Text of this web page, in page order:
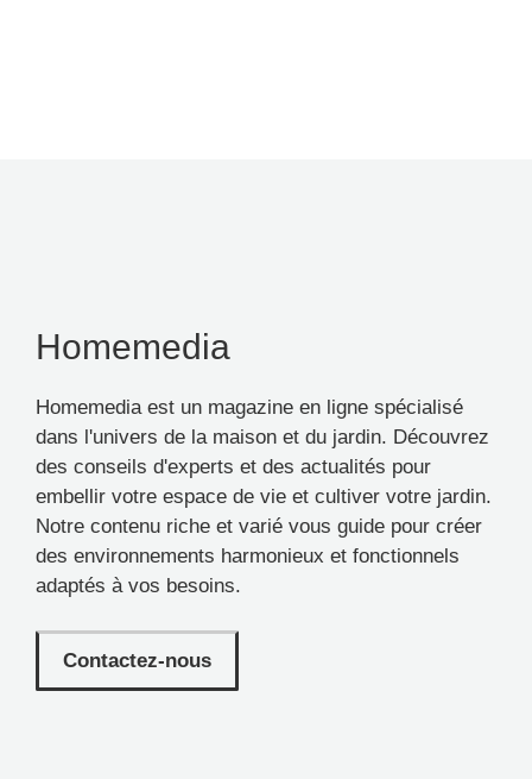
Homemedia
Homemedia est un magazine en ligne spécialisé
dans l'univers de la maison et du jardin. Découvrez
des conseils d'experts et des actualités pour
embellir votre espace de vie et cultiver votre jardin.
Notre contenu riche et varié vous guide pour créer
des environnements harmonieux et fonctionnels
adaptés à vos besoins.
Contactez-nous